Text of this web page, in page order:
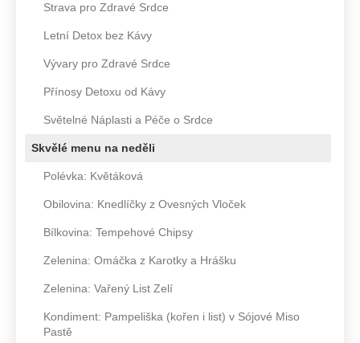
Strava pro Zdravé Srdce
Letní Detox bez Kávy
Vývary pro Zdravé Srdce
Přínosy Detoxu od Kávy
Světelné Náplasti a Péče o Srdce
Skvělé menu na neděli
Polévka: Květáková
Obilovina: Knedlíčky z Ovesných Vloček
Bílkovina: Tempehové Chipsy
Zelenina: Omáčka z Karotky a Hrášku
Zelenina: Vařený List Zelí
Kondiment: Pampeliška (kořen i list) v Sójové Miso
Pastě